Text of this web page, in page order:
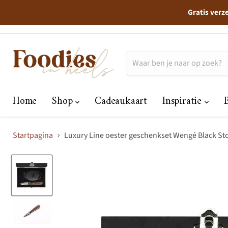
Gratis
Home Shop Cadeaukaart Inspiratie
Startpagina Luxury Line oester geschenkset Wengé Black